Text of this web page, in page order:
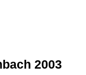
2003